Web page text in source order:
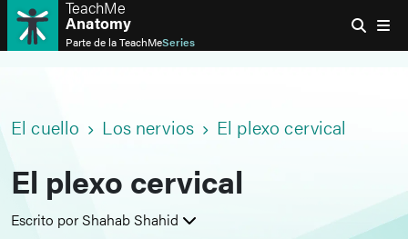
TeachMe
Anatomy
Parte de laTeachMeSeries
El cuello Los nervios El plexo cervical
El plexo cervical
Escrito por Shahab Shahid